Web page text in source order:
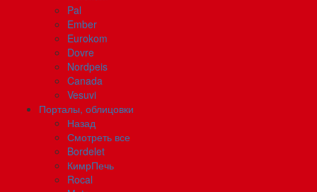
Pal
Ember
Eurokom
Dovre
Nordpeis
Canada
Vesuvi
Порталы, облицовки
Назад
Смотреть все
Bordelet
КимрПечь
Rocal